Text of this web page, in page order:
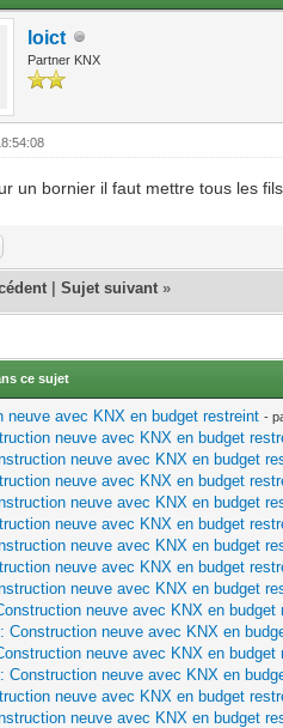
loict
Partner KNX
un bornier il faut mettre tous les
|Sujet suivant »
ce sujet
neuve avec KNX en budget restreint -
neuve avec KNX en budget
neuve avec KNX en budget
neuve avec KNX en budget
neuve avec KNX en budget
neuve avec KNX en budget
neuve avec KNX en budget
neuve avec KNX en budget
neuve avec KNX en budget
neuve avec KNX en budget
Construction neuve avec KNX en
neuve avec KNX en budget
Construction neuve avec KNX en
neuve avec KNX en budget
neuve avec KNX en budget